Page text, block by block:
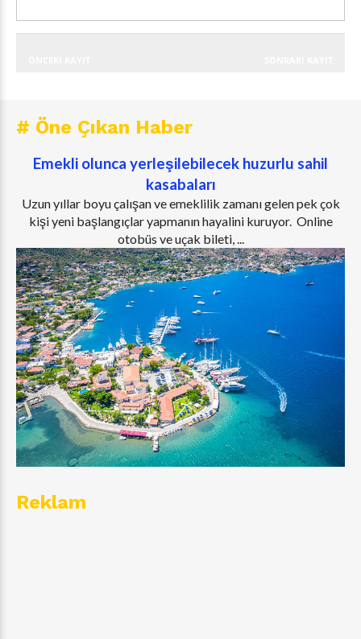
# Öne Çıkan Haber
Emekli olunca yerleşilebilecek huzurlu sahil
kasabaları
Uzun yıllar boyu çalışan ve emeklilik zamanı gelen pek çok
kişi yeni başlangıçlar yapmanın hayalini kuruyor. Online
otobüs ve uçak bileti, ...
Reklam